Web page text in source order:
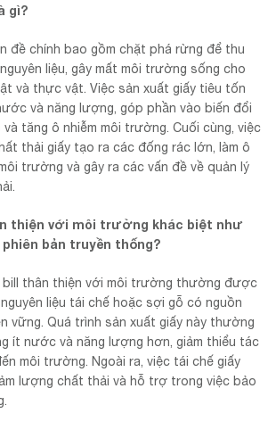
gì?
đề chính bao gồm chặt phá rừng để thu
liệu, gây mất môi trường sống cho
và thực vật. Việc sản xuất giấy tiêu tốn
và năng lượng, góp phần vào biến đổi
và tăng ô nhiễm môi trường. Cuối cùng, việc
thải giấy tạo ra các đống rác lớn, làm ô
trường và gây ra các vấn đề về quản lý
thiện với môi trường khác biệt như
bản truyền thống?
bill thân thiện với môi trường thường được
liệu tái chế hoặc sợi gỗ có nguồn
vững. Quá trình sản xuất giấy này thường
ít nước và năng lượng hơn, giảm thiểu tác
môi trường. Ngoài ra, việc tái chế giấy
lượng chất thải và hỗ trợ trong việc bảo